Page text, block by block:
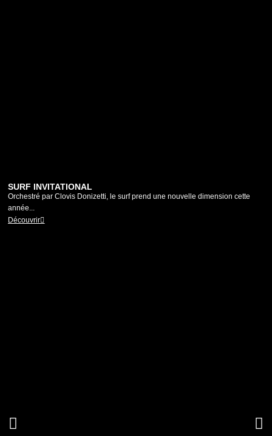
SURF INVITATIONAL
Orchestré par Clovis Donizetti, le surf prend une nouvelle dimension cette
année...
Découvrir